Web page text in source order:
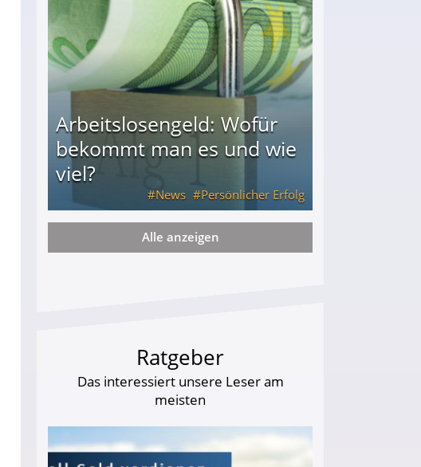
Arbeitslosengeld: Wofür
bekommt man es und wie
viel?
News Persönlicher Erfolg
es und wie viel?
Alle anzeigen
Ratgeber
Das interessiert unsere Leser am
meisten